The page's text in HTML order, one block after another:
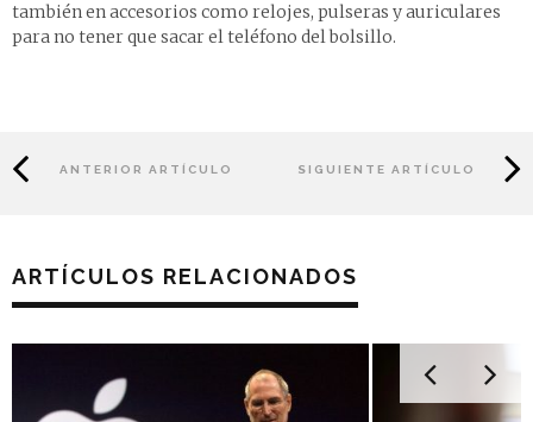
también en accesorios como relojes, pulseras y auriculares
para no tener que sacar el teléfono del bolsillo.
ANTERIOR ARTÍCULO SIGUIENTE ARTÍCULO
ARTÍCULOS RELACIONADOS